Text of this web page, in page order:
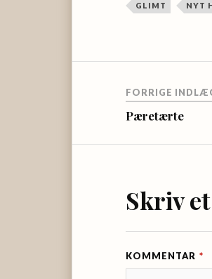
GLIMT NYT
FORRIGE
Pæretærte
Skriv
KOMMENTAR *